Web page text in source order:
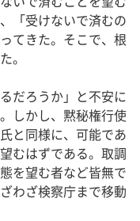
「受けないで済むの
てきた。そこで、根
。
だろうか」と不安に
しかし、黙秘権行使
と同様に、可能であ
むはずである。取調
を望む者など皆無で
わざ検察庁まで移動